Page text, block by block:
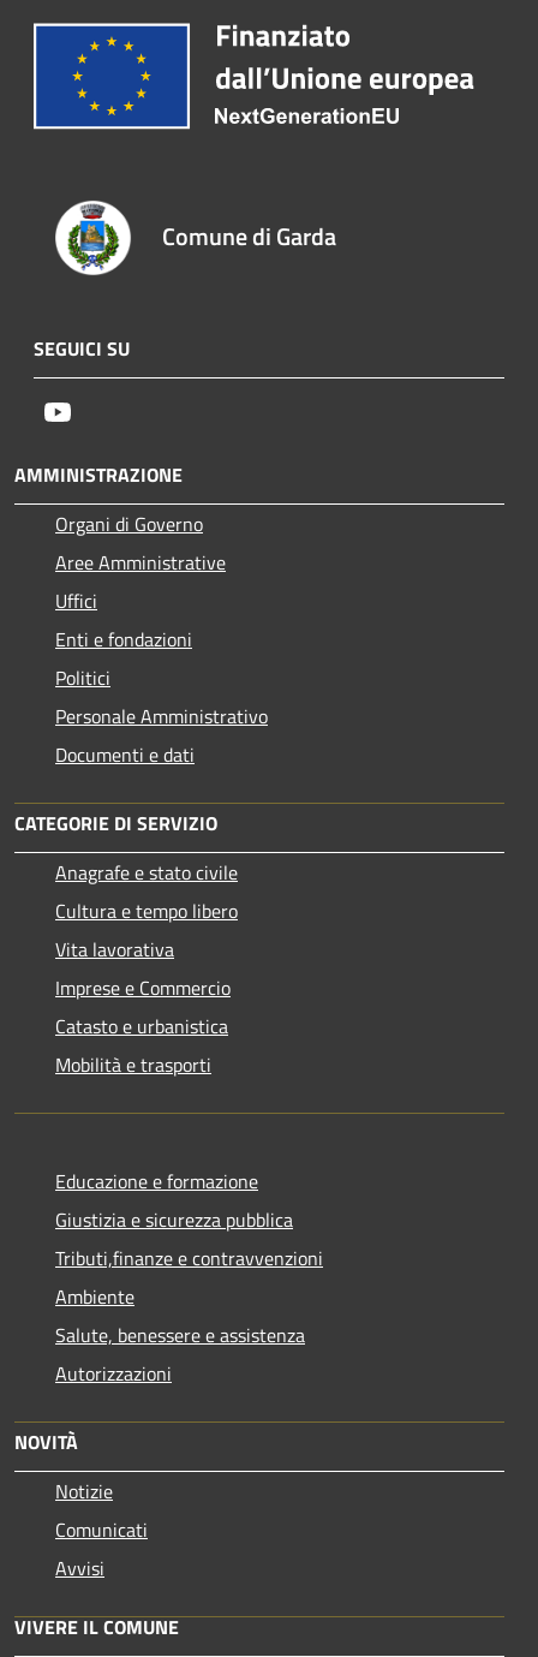
Comune di Garda
SEGUICI SU
AMMINISTRAZIONE
Organi di Governo
Aree Amministrative
Uffici
Enti e fondazioni
Politici
Personale Amministrativo
Documenti e dati
CATEGORIE DI SERVIZIO
Anagrafe e stato civile
Cultura e tempo libero
Vita lavorativa
Imprese e Commercio
Catasto e urbanistica
Mobilità e trasporti
Educazione e formazione
Giustizia e sicurezza pubblica
Tributi,finanze e contravvenzioni
Ambiente
Salute, benessere e assistenza
Autorizzazioni
NOVITÀ
Notizie
Comunicati
Avvisi
VIVERE IL COMUNE